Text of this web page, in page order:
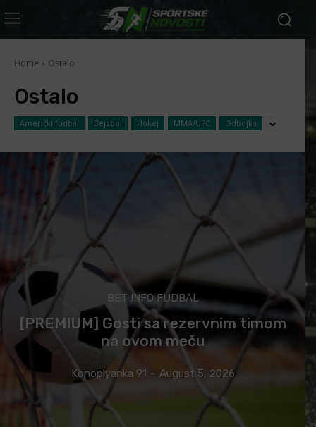
Home Ostalo
Ostalo
Američki fudbal Bejzbol Hokej MMA/UFC Odbojka
BET INFO FUDBAL
[PREMIUM] Gosti sa rezervnim timom
na ovom meču
Konoplyanka 91 - August 5, 2026